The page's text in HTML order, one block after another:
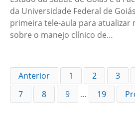
da Universidade Federal de
primeira tele-aula para atualizar
sobre o manejo clínico de…
Anterior 1 2 3
7
8 9 … 19